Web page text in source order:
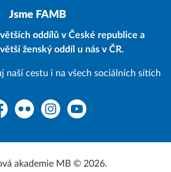
Jsme FAMB
oddílů v České republice a
ženský oddíl u nás v ČR.
naší cestu i na všech sociálních sítích
Flickr InstagramYouTube
akademie MB © 2026.